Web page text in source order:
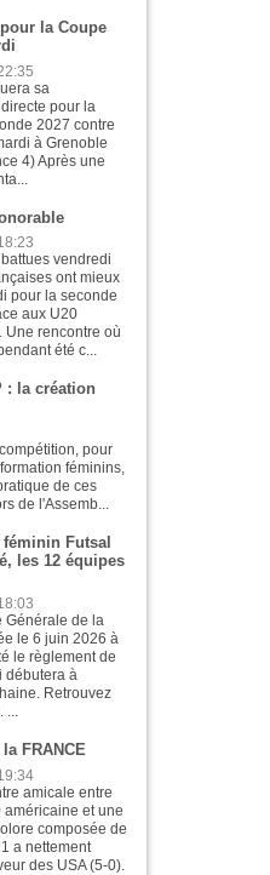
la Coupe
sa
pour la
2027 contre
à Grenoble
4) Après une
vendredi
ont mieux
pour la seconde
aux U20
Une rencontre où
été c...
: la création
pour
féminins,
de ces
de l'Assemb...
féminin Futsal
les 12 équipes
Générale de la
le 6 juin 2026 à
le règlement de
débutera à
Retrouvez
...
FRANCE
amicale entre
et une
composée de
a nettement
des USA (5-0).